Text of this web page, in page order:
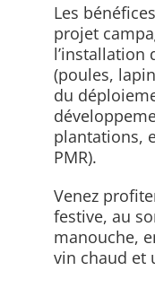
Les
projet
l’installation
(poules,
du
plantations,
PMR).
Venez
festive, au
manouche,
vin chaud et